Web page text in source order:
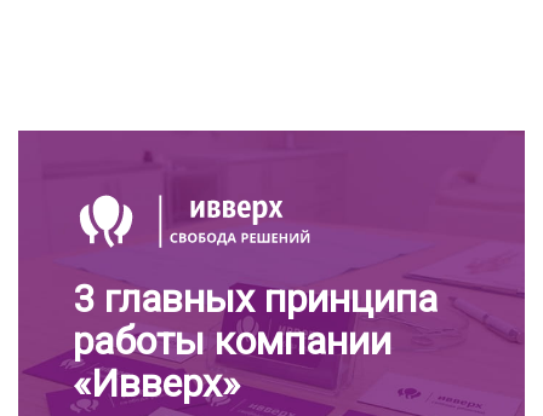
3 главных принципа
работы компании
«Ивверх»